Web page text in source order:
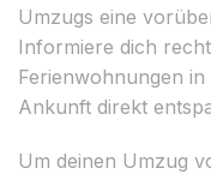
Umzugs eine
Informiere dich
Ferienwohnungen
Ankunft direkt
Um deinen Umzug